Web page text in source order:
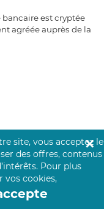
est cryptée
agréée auprès de la
site, vous acceptez le
des offres, contenus
Pour plus
vos cookies,
✕